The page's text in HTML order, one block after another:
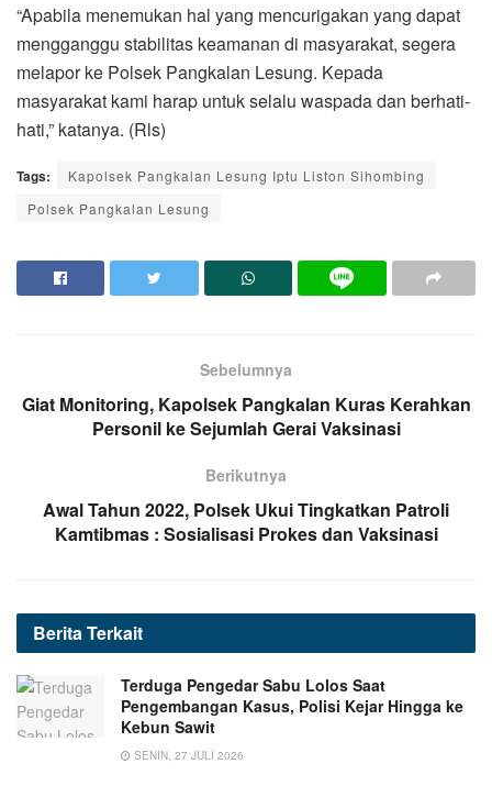
“Apabila menemukan hal yang mencurigakan yang dapat
mengganggu stabilitas keamanan di masyarakat, segera
melapor ke Polsek Pangkalan Lesung. Kepada
masyarakat kami harap untuk selalu waspada dan berhati-
hati,” katanya. (Rls)
Tags:
Kapolsek Pangkalan Lesung Iptu Liston Sihombing
Polsek Pangkalan Lesung
Sebelumnya
Giat Monitoring, Kapolsek Pangkalan Kuras Kerahkan
Personil ke Sejumlah Gerai Vaksinasi
Berikutnya
Awal Tahun 2022, Polsek Ukui Tingkatkan Patroli
Kamtibmas : Sosialisasi Prokes dan Vaksinasi
Berita Terkait
Terduga Pengedar Sabu Lolos Saat
Pengembangan Kasus, Polisi Kejar Hingga ke
Kebun Sawit
SENIN, 27 JULI 2026